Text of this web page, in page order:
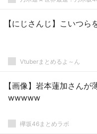
【にじさんじ】こいつら
Vtuberまとめるよ～ん
【画像】岩本蓮加さん
wwwww
欅坂46まとめラボ